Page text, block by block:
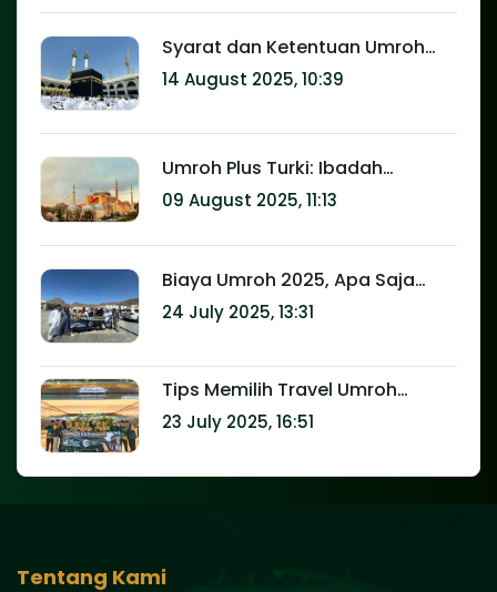
Syarat dan Ketentuan Umroh
Terbaru: Panduan Lengkap
untuk Calon Jamaah
14 August 2025, 10:39
Umroh Plus Turki: Ibadah
Sekaligus Wisata Halal yang Tak
Terlupakan
09 August 2025, 11:13
Biaya Umroh 2025, Apa Saja
yang Termasuk?
24 July 2025, 13:31
Tips Memilih Travel Umroh
Terpercaya Agar Ibadah Lebih
Tenang
23 July 2025, 16:51
Tentang Kami